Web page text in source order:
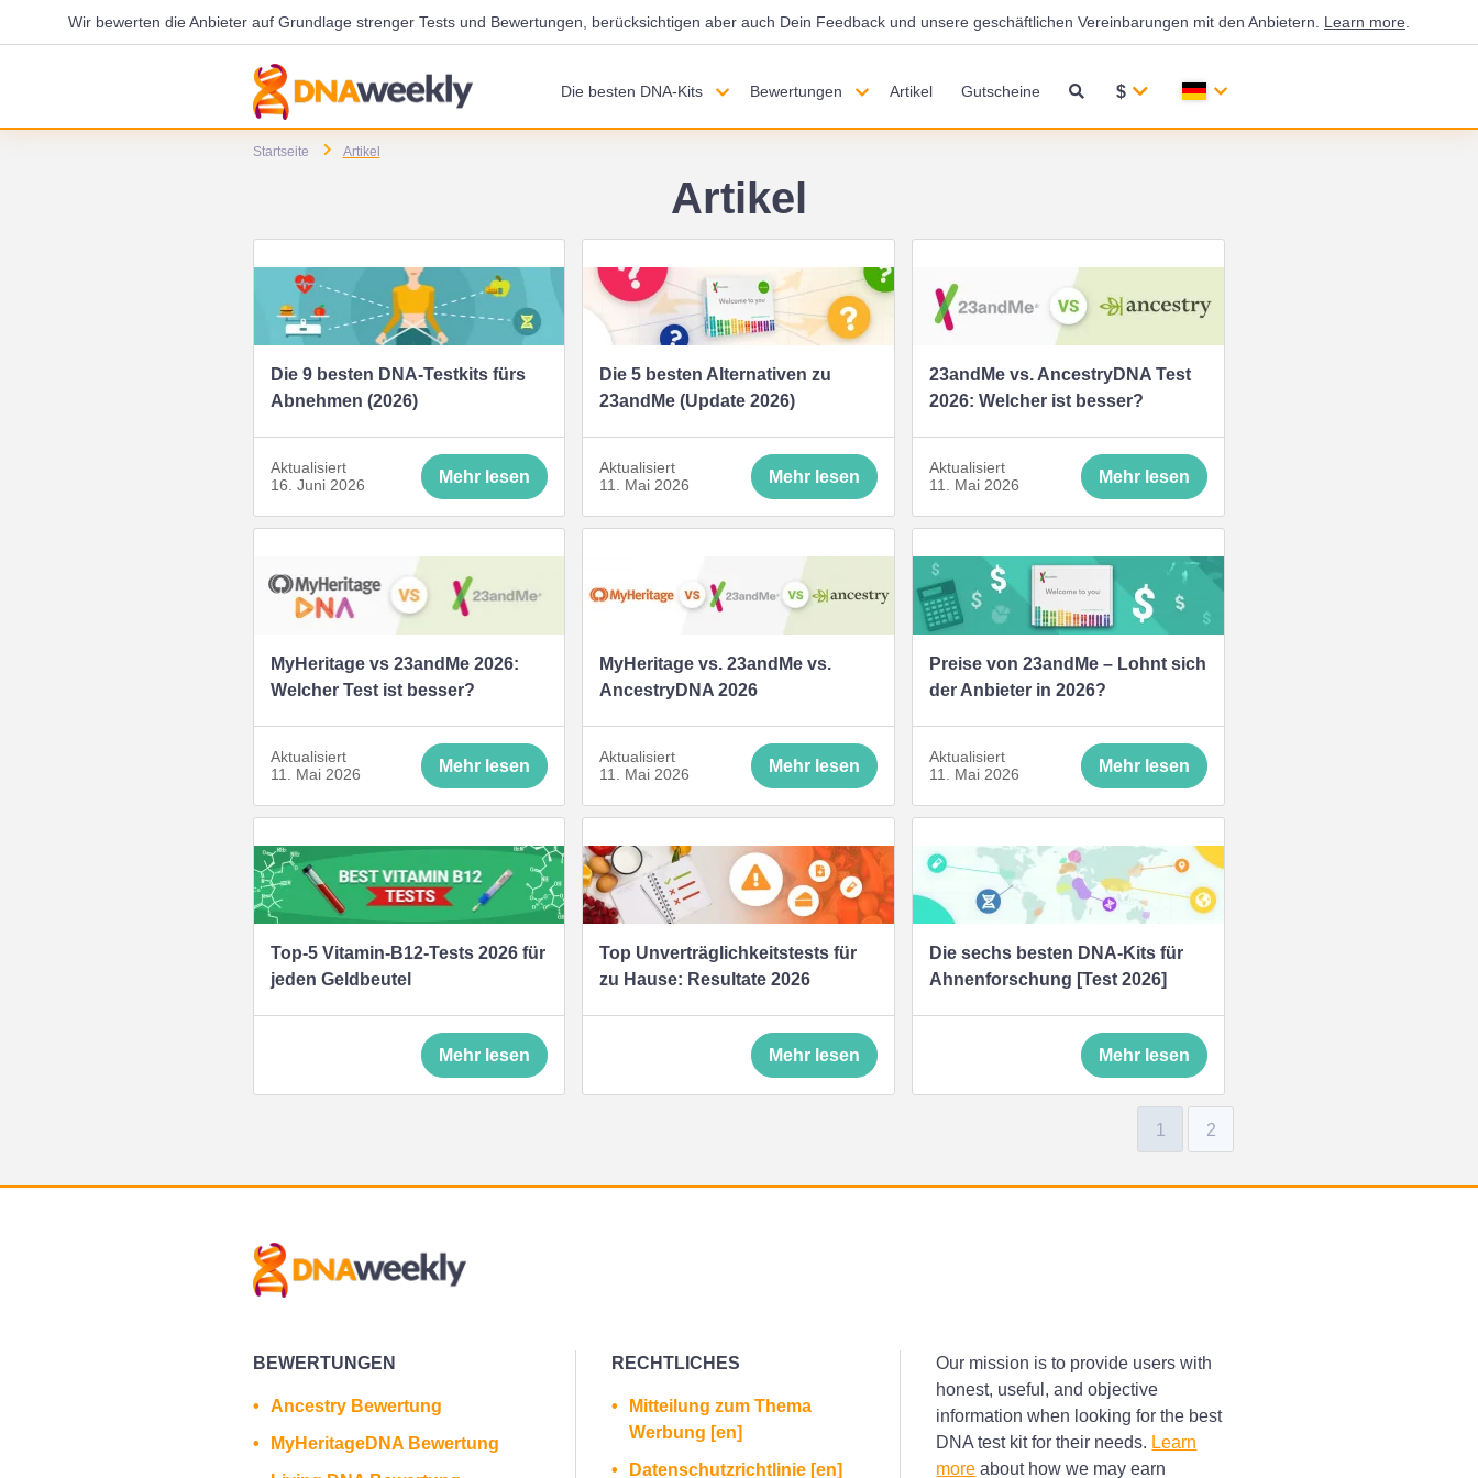
Wir bewerten die Anbieter auf Grundlage strenger Tests und Bewertungen, berücksichtigen aber auch Dein Feedback und unsere geschäftlichen Vereinbarungen mit den Anbietern. Learn more
Die besten DNA-Kits Bewertungen Artikel Gutscheine $
Startseite Artikel
Artikel
Die 9 besten DNA-Testkits fürs
Abnehmen (2026)
Aktualisiert
16. Juni 2026
Mehr lesen
Die 5 besten Alternativen zu
23andMe (Update 2026)
Aktualisiert
11. Mai 2026
Mehr lesen
23andMe vs. AncestryDNA Test
2026: Welcher ist besser?
Aktualisiert
11. Mai 2026
Mehr lesen
MyHeritage vs 23andMe 2026:
Welcher Test ist besser?
Aktualisiert
11. Mai 2026
Mehr lesen
MyHeritage vs. 23andMe vs.
AncestryDNA 2026
Aktualisiert
11. Mai 2026
Mehr lesen
Preise von 23andMe – Lohnt sich
der Anbieter in 2026?
Aktualisiert
11. Mai 2026
Mehr lesen
Top-5 Vitamin-B12-Tests 2026 für
jeden Geldbeutel
Mehr lesen
Top Unverträglichkeitstests für
zu Hause: Resultate 2026
Mehr lesen
Die sechs besten DNA-Kits für
Ahnenforschung [Test 2026]
Mehr lesen
1 2
BEWERTUNGEN
Ancestry Bewertung
MyHeritageDNA Bewertung
RECHTLICHES
Mitteilung zum Thema
Werbung [en]
Datenschutzrichtlinie [en]
Our mission is to provide users with
honest, useful, and objective
information when looking for the best
DNA test kit for their needs. Learn
more about how we may earn